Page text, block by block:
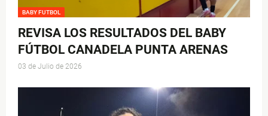
BABY FUTBOL
REVISA LOS RESULTADOS DEL BABY
FÚTBOL CANADELA PUNTA ARENAS
03 de Julio de 2026